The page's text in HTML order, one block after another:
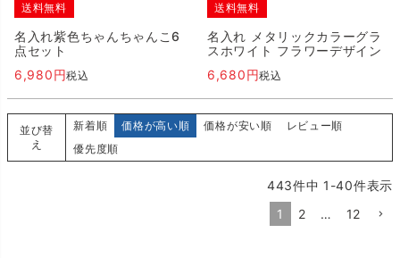
送料無料
名入れ紫色ちゃんちゃんこ6
点セット
6,980
税込
送料無料
名入れ メタリックカラーグラ
スホワイト フラワーデザイン
6,680
税込
並び替
え
新着順 価格が高い順 価格が安い順
レビュー順
優先度順
443件中 1 -40件表示
1
2 … 12